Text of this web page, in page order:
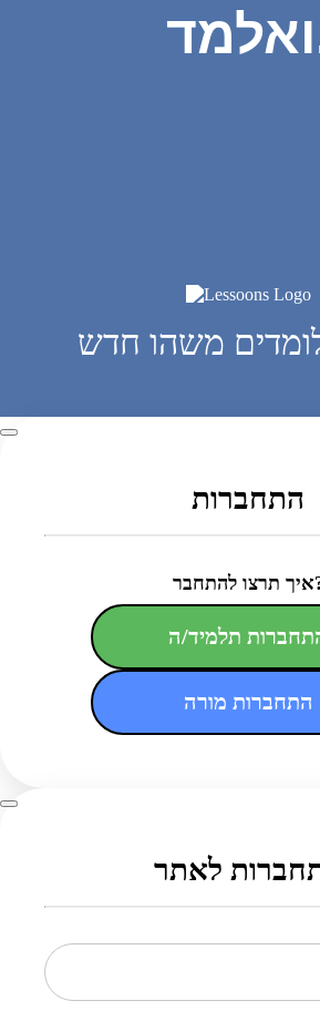
משהו חדש
התחברות
תלמיד/ה
התחברות מורה
לאתר